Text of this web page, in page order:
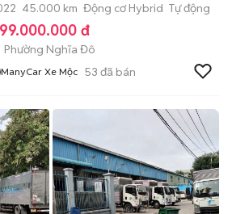
45.000 km Động cơ Hybrid Tự động
đ
Phường Nghĩa Đô
ManyCar Xe Mộc 53 đã bán